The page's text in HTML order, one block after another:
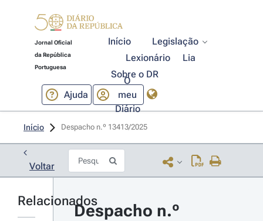
Jornal Oficial
da República
Portuguesa
Início
Legislação
Lexionário
Lia
Sobre o DR
Ajuda
O
meu
Diário
Início Despacho n.º 13413/2025
Voltar
Relacionados
Despacho n.º